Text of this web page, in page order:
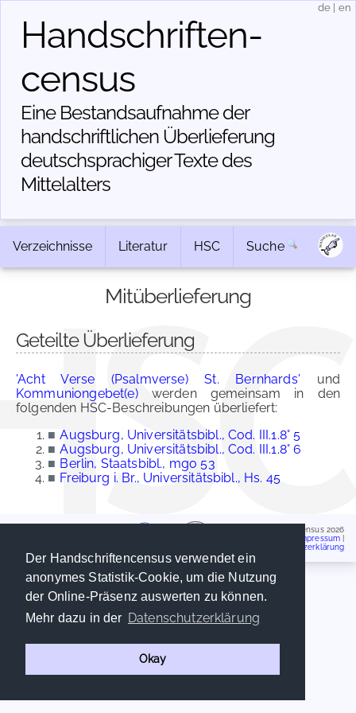
Der Handschriftencensus verwendet ein
anonymes Statistik-Cookie, um die Nutzung
der Online-Präsenz auswerten zu können.
Mehr dazu in der Datenschutzerklärung
Okay
Handschriften­
census
Eine Bestandsaufnahme der
handschriftlichen Über­lieferung
deutschsprachiger Texte des
Mittelalters
de en
Verzeichnisse Literatur HSC Suche
Mitüberlieferung
Geteilte Überlieferung
'Acht Verse (Psalmverse) St. Bernhards' und
Kommuniongebet(e)werden gemeinsam in den
folgenden HSC-Beschreibungen überliefert:
■ Augsburg, Universitätsbibl., Cod. III.1.8° 5
■ Augsburg, Universitätsbibl., Cod. III.1.8° 6
■ Berlin, Staatsbibl., mgo 53
■ Freiburg i. Br., Universitätsbibl., Hs. 45
Handschriftencensus 2026
Impressum
Datenschutzerklärung